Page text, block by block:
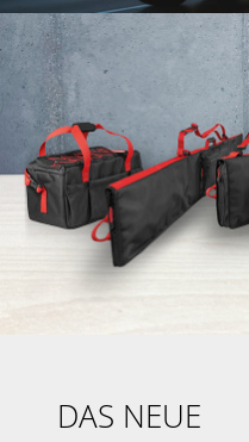
DAS NEUE